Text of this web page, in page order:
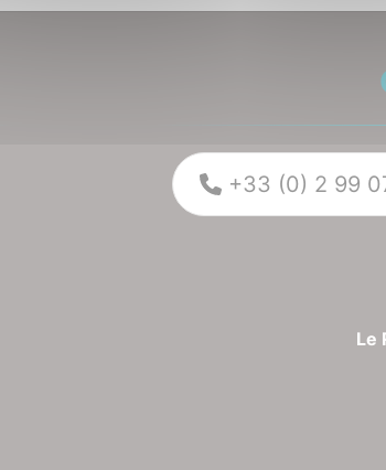
+33 (0) 2 99
Le